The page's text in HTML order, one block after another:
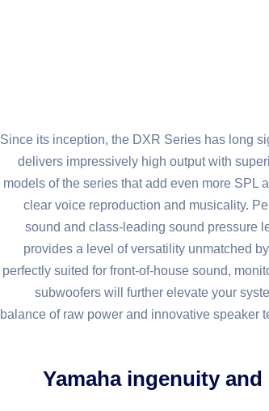
Since its inception, the DXR Series has long
delivers impressively high output with
models of the series that add even more SPL
clear voice reproduction and musicality.
sound and class-leading sound pressure
provides a level of versatility unmatched
perfectly suited for front-of-house sound,
subwoofers will further elevate your
balance of raw power and innovative speaker
Yamaha ingenuity